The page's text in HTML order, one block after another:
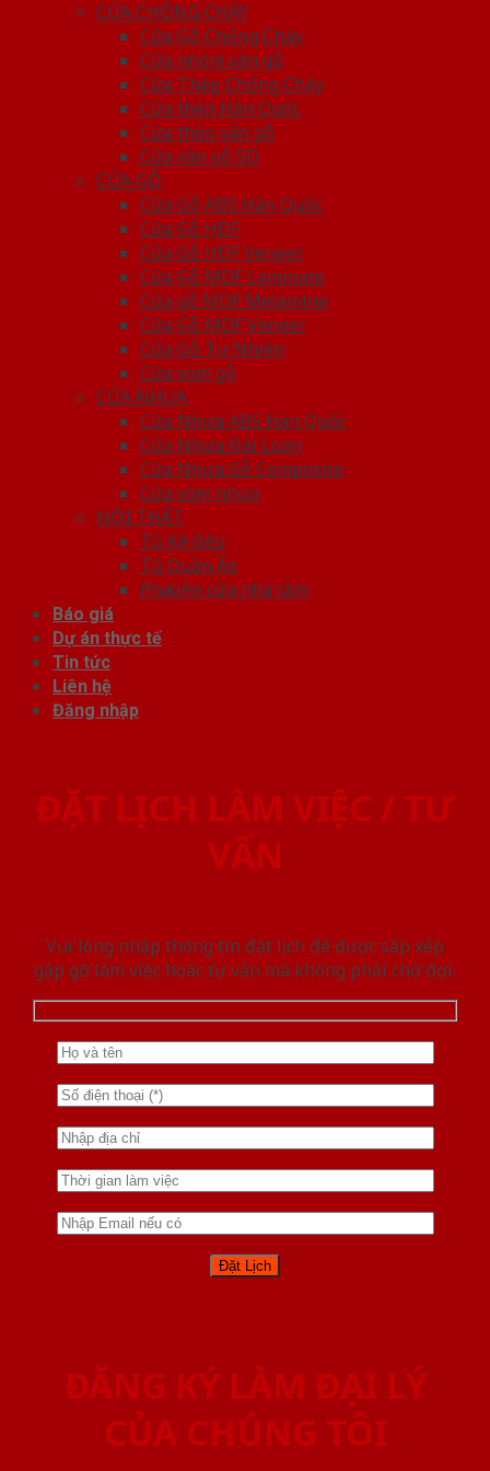
CỬA CHỐNG CHÁY
Cửa Gỗ Chống Cháy
Cửa nhôm vân gỗ
Cửa Thép Chống Cháy
Cửa thép Hàn Quốc
Cửa thép vân gỗ
Cửa vân gỗ 5D
CỬA GỖ
Cửa Gỗ ABS Hàn Quốc
Cửa Gỗ HDF
Cửa Gỗ HDF Veneer
Cửa Gỗ MDF Laminate
Cửa gỗ MDF Melamine
Cửa Gỗ MDF Veneer
Cửa Gỗ Tự Nhiên
Cửa vòm gỗ
CỬA NHỰA
Cửa Nhựa ABS Hàn Quốc
Cửa Nhựa Đài Loan
Cửa Nhựa Gỗ Composite
Cửa vòm nhựa
NỘI THẤT
Tủ Kệ Bếp
Tủ Quần Áo
Phụ kiện cửa nhà tắm
Báo giá
Dự án thực tế
Tin tức
Liên hệ
Đăng nhập
ĐẶT LỊCH LÀM VIỆC / TƯ
VẤN
Vui lòng nhập thông tin đặt lịch để được sắp xếp
gặp gỡ làm việc hoăc tư vấn mà không phải chờ đợi.
ĐĂNG KÝ LÀM ĐẠI LÝ
CỦA CHÚNG TÔI